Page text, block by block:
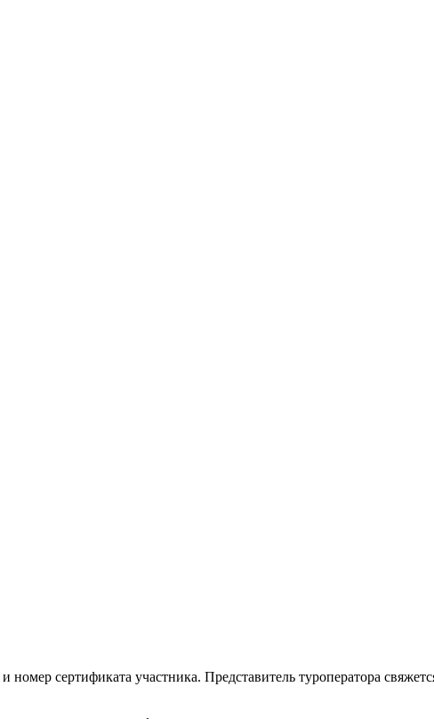
сертификата участника. Представитель туроператора